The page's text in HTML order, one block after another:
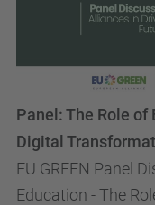
EU GREEN Panel
Education - The
Panel: The Role
Digital